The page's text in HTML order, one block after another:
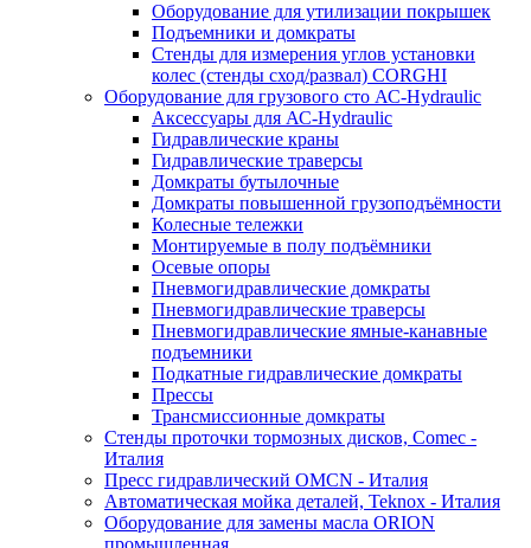
Оборудование для утилизации покрышек
Подъемники и домкраты
Стенды для измерения углов установки
колес (стенды сход/развал) CORGHI
Оборудование для грузового сто АС-Hydraulic
Аксессуары для АС-Hydraulic
Гидравлические краны
Гидравлические траверсы
Домкраты бутылочные
Домкраты повышенной грузоподъёмности
Колесные тележки
Монтируемые в полу подъёмники
Осевые опоры
Пневмогидравлические домкраты
Пневмогидравлические траверсы
Пневмогидравлические ямные-канавные
подъемники
Подкатные гидравлические домкраты
Прессы
Трансмиссионные домкраты
Стенды проточки тормозных дисков, Comec -
Италия
Пресс гидравлический OMCN - Италия
Автоматическая мойка деталей, Teknox - Италия
Оборудование для замены масла ORION
промышленная